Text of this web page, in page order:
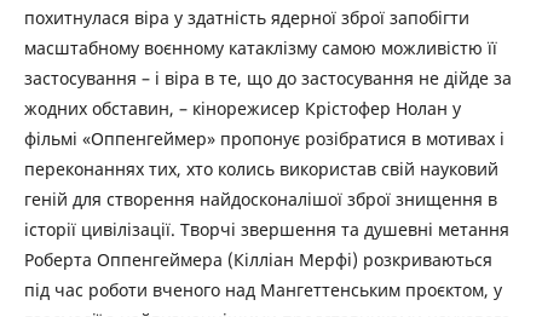
похитнулася віра у здатність ядерної зброї запобігти
масштабному воєнному катаклізму самою можливістю її
застосування – і віра в те, що до застосування не дійде за
жодних обставин, – кінорежисер Крістофер Нолан у
фільмі «Оппенгеймер» пропонує розібратися в мотивах і
переконаннях тих, хто колись використав свій науковий
геній для створення найдосконалішої зброї знищення в
історії цивілізації. Творчі звершення та душевні метання
Роберта Оппенгеймера (Кілліан Мерфі) розкриваються
під час роботи вченого над Мангеттенським проєктом, у